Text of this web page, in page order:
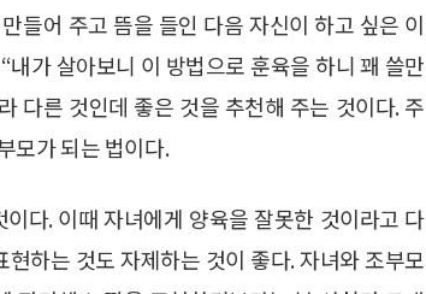
들어 주고 뜸을 들인 다음 자신이 하고 싶은 이
가 살아보니 이 방법으로 훈육을 하니 꽤 쓸만
다른 것인데 좋은 것을 추천해 주는 것이다. 주
모가 되는 법이다.
다. 이때 자녀에게 양육을 잘못한 것이라고 다
하는 것도 자제하는 것이 좋다. 자녀와 조부모